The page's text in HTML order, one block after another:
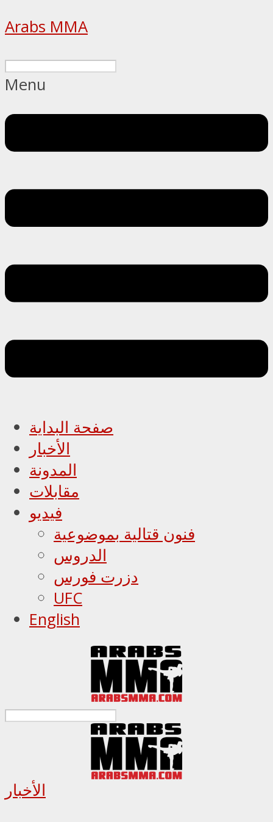
Arabs MMA
Menu
صفحة البداية
الأخبار
المدونة
مقابلات
فيديو
فنون قتالية بموضوعية
الدروس
دزرت فورس
UFC
English
الأخبار